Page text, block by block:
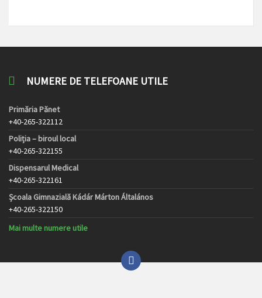
NUMERE DE TELEFOANE UTILE
Primăria Pănet
+40-265-322112
Poliția – biroul local
+40-265-322155
Dispensarul Medical
+40-265-322161
Școala Gimnazială Kádár Márton Általános
+40-265-322150
Mai multe numere utile